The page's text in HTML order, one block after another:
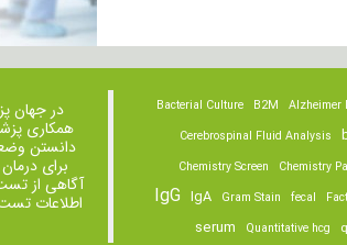
Alzheimer
B2M
Bacterial Culture
Cerebrospinal Fluid Analysis
Chemistry
Chemistry Screen
fecal
Gram Stain
IgA
IgG
Quantitative hcg
serum
در جهان
همکاری
دانستن
برای
آگاهی از
اطلاعات